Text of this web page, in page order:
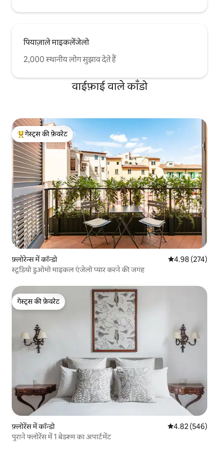
पियाज़ाले माइकलेंजेलो
2,000 स्थानीय लोग सुझाव देते हैं
वाईफ़ाई वाले काँडो
गेस्ट्स का टॉप फ़ेवरेट
गेस्ट्स की फ़ेवरेट
फ़्लोरेन्स में कॉन्डो औसत रेटिंग 5 में से
4.98 (274)
स्टूडियो डुओमो माइकल एंजेलो प्यार करने की जगह
गेस्ट्स की फ़ेवरेट
गेस्ट्स की फ़ेवरेट
फ़्लोरेंस में कॉन्डो औसत रेटिंग 5 में से
4.82 (546)
पुराने फ्लोरेंस में 1 बेडरूम का अपार्टमेंट